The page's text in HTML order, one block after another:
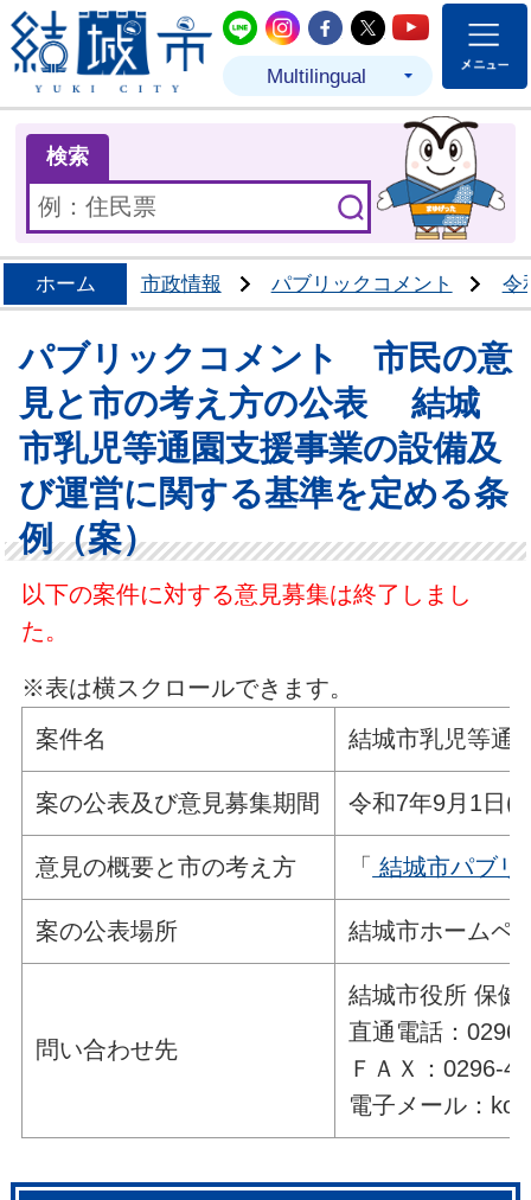
結城市公式LINE
結城市公式Instagram
結城市公式
結城市公式
結城市
Multilingual
検索
ホーム 市政情報 パブリックコメント 令
パブリックコメント 市民の意
見と市の考え方の公表 結城
市乳児等通園支援事業の設備及
び運営に関する基準を定める条
例（案）
以下の案件に対する意見募集は終了しまし
た。
※表は横スクロールできます。
案件名
結城市乳児等通
案の公表及び意見募集期間 令和7年9月1日(
意見の概要と市の考え方 「 結城市パブリ
案の公表場所 結城市ホームペ
問い合わせ先
結城市役所 保健
直通電話：
ＦＡＸ：0296-
電子メール：